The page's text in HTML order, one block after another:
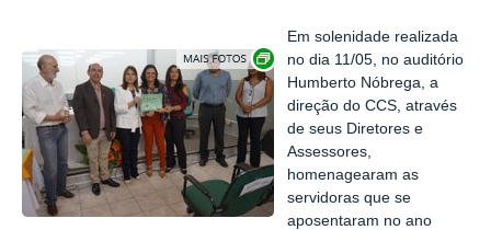
Exibir carrossel de imagens
Em solenidade realizada
no dia 11/05, no auditório
Humberto Nóbrega, a
direção do CCS, através
de seus Diretores e
Assessores,
homenagearam as
servidoras que se
aposentaram no ano